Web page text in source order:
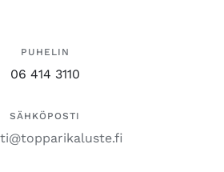
PUHELIN
06 414 3110
SÄHKÖPOSTI